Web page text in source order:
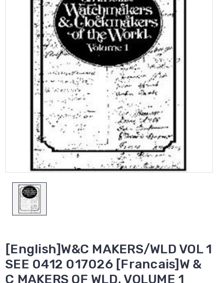
[English]W&C MAKERS/WLD VOL 1
SEE 0412 017026 [Francais]W &
C MAKERS OF WLD. VOLUME 1